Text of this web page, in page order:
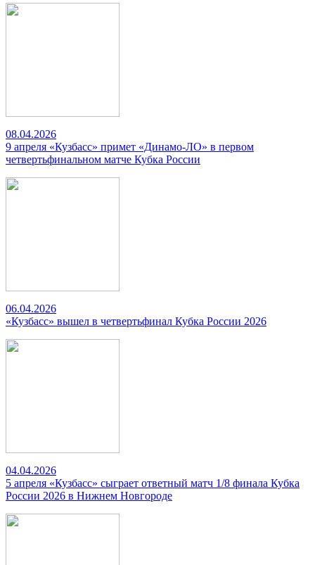
08.04.2026
9 апреля «Кузбасс» примет «Динамо-ЛО» в первом
четвертьфинальном матче Кубка России
06.04.2026
«Кузбасс» вышел в четвертьфинал Кубка России 2026
04.04.2026
5 апреля «Кузбасс» сыграет ответный матч 1/8 финала Кубка
России 2026 в Нижнем Новгороде